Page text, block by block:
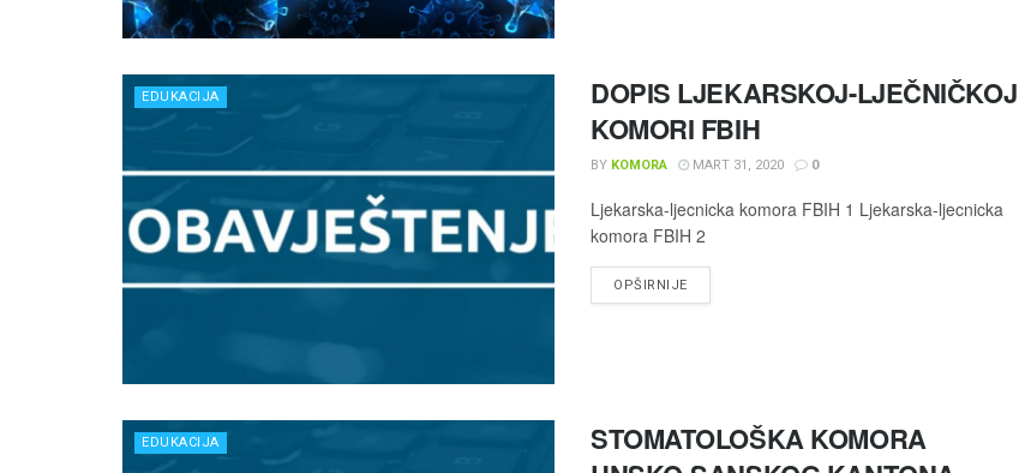
EDUKACIJA
DOPIS LJEKARSKOJ-LJEČNIČKOJ
KOMORI FBIH
BY KOMORA MART 31, 2020 0
Ljekarska-ljecnicka komora FBIH 1 Ljekarska-ljecnicka
komora FBIH 2
OPŠIRNIJE
EDUKACIJA
STOMATOLOŠKA KOMORA